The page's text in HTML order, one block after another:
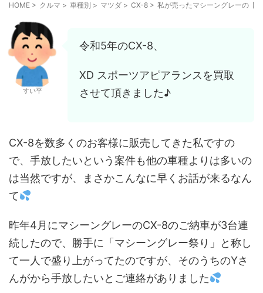
HOME > クルマ > 車種別 > マツダ > CX-8 > 私が売ったマシーングレーの【
すい平
令和5年のCX-8、
XD スポーツアピアランスを買取
させて頂きました♪
CX-8を数多くのお客様に販売してきた私ですの
で、手放したいという案件も他の車種よりは多いの
は当然ですが、まさかこんなに早くお話が来るなん
て
昨年4月にマシーングレーのCX-8のご納車が3台連
続したので、勝手に「マシーングレー祭り」と称し
て一人で盛り上がってたのですが、そのうちのYさ
んがから手放したいとご連絡がありました